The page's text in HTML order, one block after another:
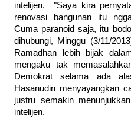
intelijen. "Saya kira
renovasi bangunan itu
Cuma paranoid saja, itu
dihubungi, Minggu (3/11/
Ramadhan lebih bijak
mengaku tak
Demokrat selama ada
Hasanudin menyayangkan
justru semakin
intelijen.